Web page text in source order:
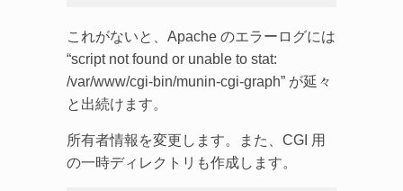
これがないと、Apache のエラーログには
“script not found or unable to stat:
/var/www/cgi-bin/munin-cgi-graph” が延々
と出続けます。
所有者情報を変更します。また、CGI 用
の一時ディレクトリも作成します。